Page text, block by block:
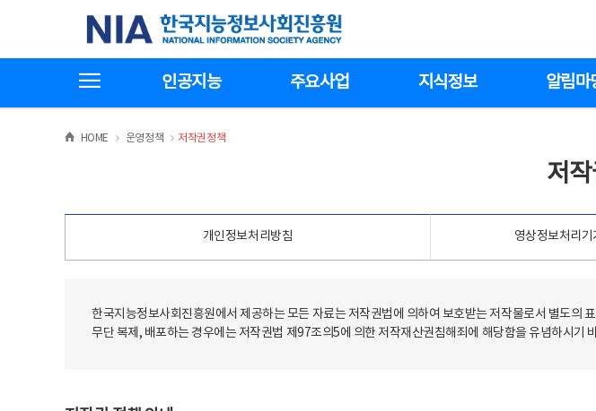
기
한국지능정보사회진흥원
인공지능 주요사업 지식정보 알림마
HOME >운영정책 >
저작권정책
저
개인정보처리방침 영상정보처리기
한국지능정보사회진흥원에서 제공하는 모든 자료는 저작권법에 의하여 보호받는 저작물로서 별도의
무단 복제, 배포하는 경우에는 저작권법 제97조의5에 의한 저작재산권침해죄에 해당함을 유념하시기